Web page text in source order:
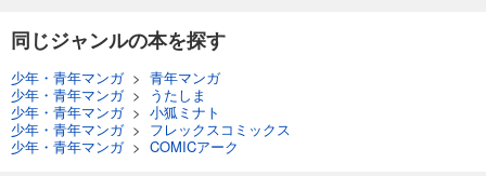
同じジャンルの本を探す
少年・青年マンガ> 青年マンガ
少年・青年マンガ>
うたしま
少年・青年マンガ> 小狐ミナト
少年・青年マンガ> フレックスコミックス
少年・青年マンガ> COMICアーク